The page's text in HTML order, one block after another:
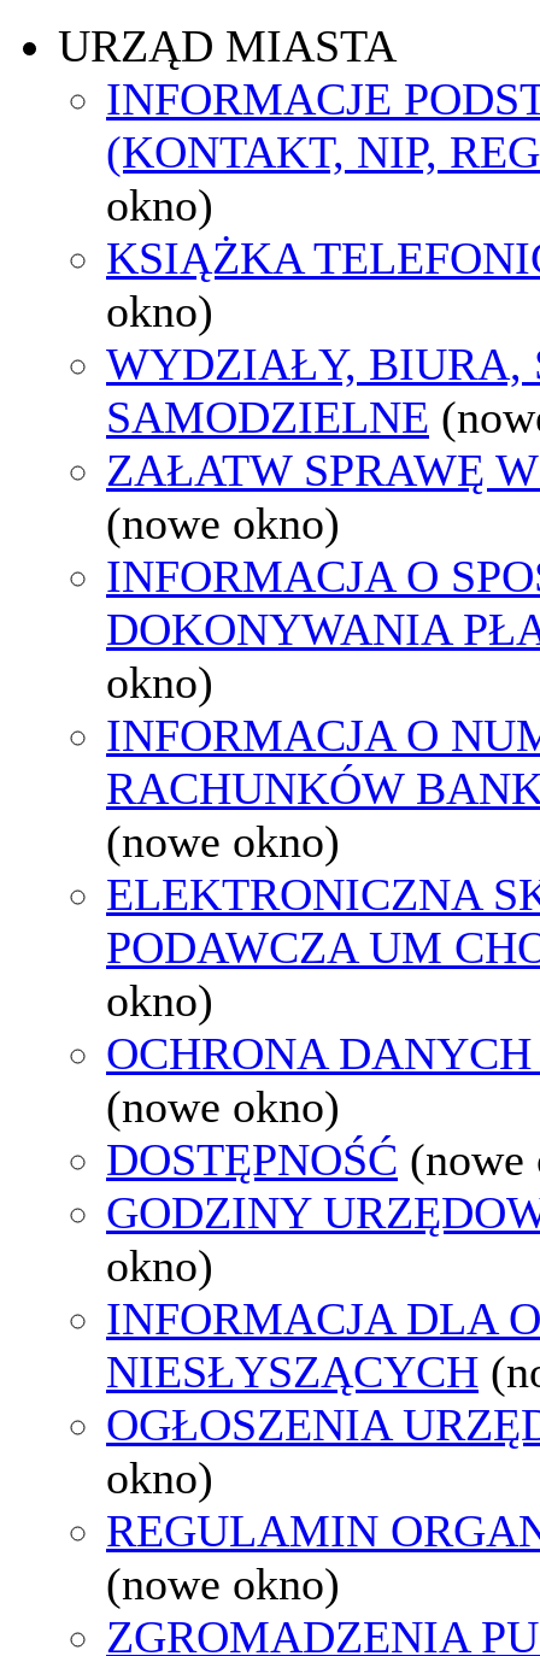
URZĄD MIASTA
INFORMACJE
(KONTAKT, NIP,
okno)
KSIĄŻKA
okno)
WYDZIAŁY, BIURA,
SAMODZIELNE
ZAŁATW SPRAWĘ
(nowe okno)
INFORMACJA O
DOKONYWANIA
okno)
INFORMACJA O
RACHUNKÓW
(nowe okno)
ELEKTRONICZNA
PODAWCZA UM
okno)
OCHRONA
(nowe okno)
DOSTĘPNOŚĆ (nowe
GODZINY
okno)
INFORMACJA DLA
NIESŁYSZĄCYCH
OGŁOSZENIA
okno)
REGULAMIN
(nowe okno)
ZGROMADZENIA